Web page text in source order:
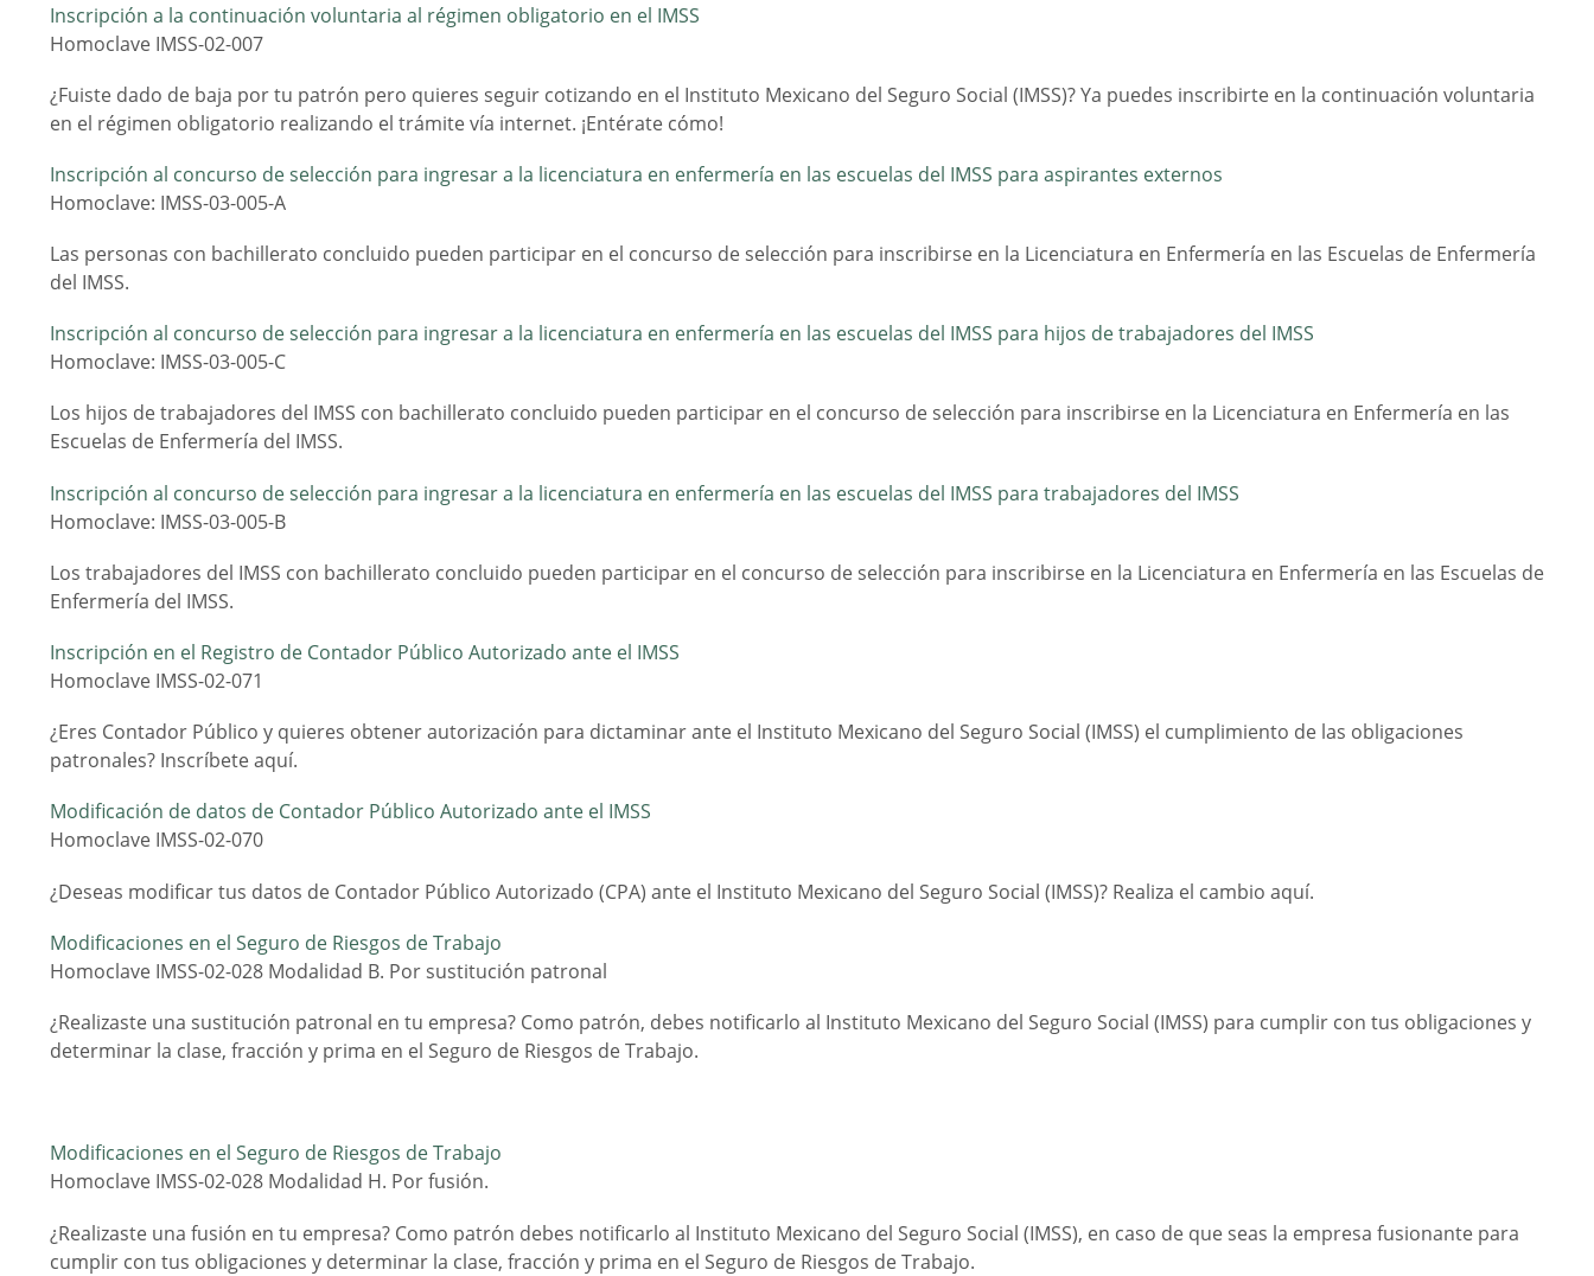
Inscripción a la continuación voluntaria al régimen obligatorio en el IMSS
Homoclave IMSS-02-007
¿Fuiste dado de baja por tu patrón pero quieres seguir cotizando en el Instituto Mexicano del Seguro Social (IMSS)? Ya puedes inscribirte en la continuación voluntaria
en el régimen obligatorio realizando el trámite vía internet. ¡Entérate cómo!
Inscripción al concurso de selección para ingresar a la licenciatura en enfermería en las escuelas del IMSS para aspirantes externos
Homoclave: IMSS-03-005-A
Las personas con bachillerato concluido pueden participar en el concurso de selección para inscribirse en la Licenciatura en Enfermería en las Escuelas de Enfermería
del IMSS.
Inscripción al concurso de selección para ingresar a la licenciatura en enfermería en las escuelas del IMSS para hijos de trabajadores del IMSS
Homoclave: IMSS-03-005-C
Los hijos de trabajadores del IMSS con bachillerato concluido pueden participar en el concurso de selección para inscribirse en la Licenciatura en Enfermería en las
Escuelas de Enfermería del IMSS.
Inscripción al concurso de selección para ingresar a la licenciatura en enfermería en las escuelas del IMSS para trabajadores del IMSS
Homoclave: IMSS-03-005-B
Los trabajadores del IMSS con bachillerato concluido pueden participar en el concurso de selección para inscribirse en la Licenciatura en Enfermería en las Escuelas de
Enfermería del IMSS.
Inscripción en el Registro de Contador Público Autorizado ante el IMSS
Homoclave IMSS-02-071
¿Eres Contador Público y quieres obtener autorización para dictaminar ante el Instituto Mexicano del Seguro Social (IMSS) el cumplimiento de las obligaciones
patronales? Inscríbete aquí.
Modificación de datos de Contador Público Autorizado ante el IMSS
Homoclave IMSS-02-070
¿Deseas modificar tus datos de Contador Público Autorizado (CPA) ante el Instituto Mexicano del Seguro Social (IMSS)? Realiza el cambio aquí.
Modificaciones en el Seguro de Riesgos de Trabajo
Homoclave IMSS-02-028 Modalidad B. Por sustitución patronal
¿Realizaste una sustitución patronal en tu empresa? Como patrón, debes notificarlo al Instituto Mexicano del Seguro Social (IMSS) para cumplir con tus obligaciones y
determinar la clase, fracción y prima en el Seguro de Riesgos de Trabajo.
Modificaciones en el Seguro de Riesgos de Trabajo
Homoclave IMSS-02-028 Modalidad H. Por fusión.
¿Realizaste una fusión en tu empresa? Como patrón debes notificarlo al Instituto Mexicano del Seguro Social (IMSS), en caso de que seas la empresa fusionante para
cumplir con tus obligaciones y determinar la clase, fracción y prima en el Seguro de Riesgos de Trabajo.